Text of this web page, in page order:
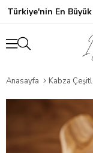
Türkiye'nin En
Anasayfa Kabza